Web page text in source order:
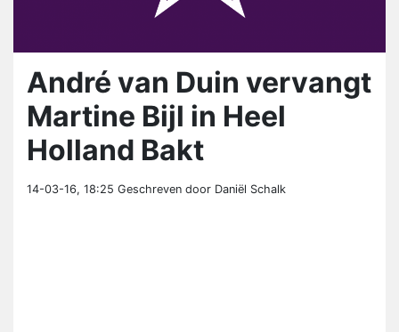
André van Duin vervangt
Martine Bijl in Heel
Holland Bakt
14-03-16, 18:25 Geschreven door Daniël Schalk